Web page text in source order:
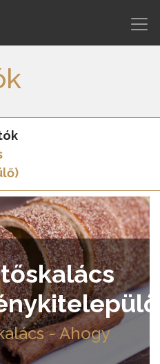
- Ahogy